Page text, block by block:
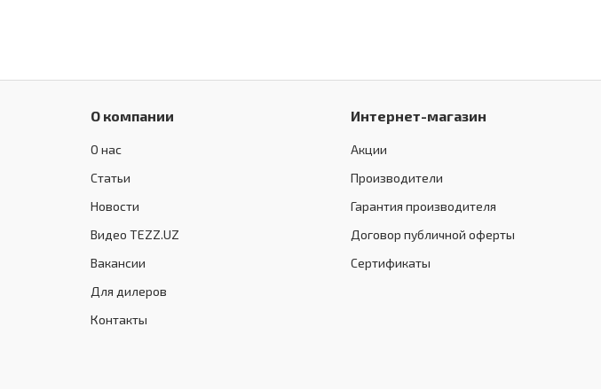
О компании
О нас
Статьи
Новости
Видео TEZZ.UZ
Вакансии
Для дилеров
Контакты
Интернет-магазин
Акции
Производители
Гарантия производителя
Договор публичной оферты
Сертификаты